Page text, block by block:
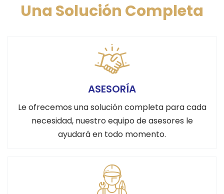
Una Solución Completa
ASESORÍA
Le ofrecemos una solución completa para cada
necesidad, nuestro equipo de asesores le
ayudará en todo momento.